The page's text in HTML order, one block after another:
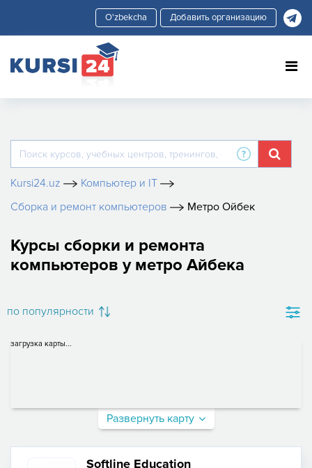
Добавить организацию
Kursi24.uz
Компьютер и IT
Сборка и ремонт компьютеров
Метро Ойбек
Курсы сборки и ремонта
компьютеров у метро Айбека
по популярности
загрузка карты...
Развернуть карту
Softline Education